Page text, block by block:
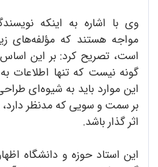
وی با اشاره به اینکه
مواجه هستند که مؤلفه‌های
است، تصریح کرد: بر این
گونه نیست که تنها اطلاعات به
این موارد باید به شیوه‌ای
بر سمت و سویی که مدنظر دارد،
اثر گذار باشد.
این استاد حوزه و دانشگاه